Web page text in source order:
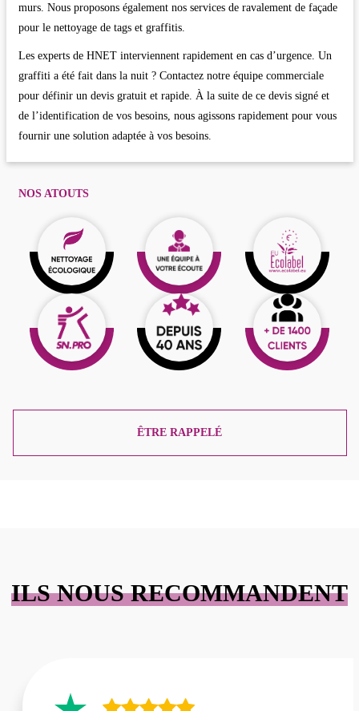
murs. Nous proposons également nos services de ravalement de façade
pour le nettoyage de tags et graffitis.
Les experts de HNET interviennent rapidement en cas d’urgence. Un
graffiti a été fait dans la nuit ? Contactez notre équipe commerciale
pour définir un devis gratuit et rapide. À la suite de ce devis signé et
de l’identification de vos besoins, nous agissons rapidement pour vous
fournir une solution adaptée à vos besoins.
NOS ATOUTS
ÊTRE RAPPELÉ
ILS NOUS RECOMMANDENT